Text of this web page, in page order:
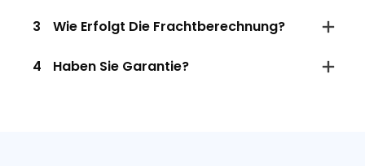
3 Wie Erfolgt Die Frachtberechnung?
4 Haben Sie Garantie?